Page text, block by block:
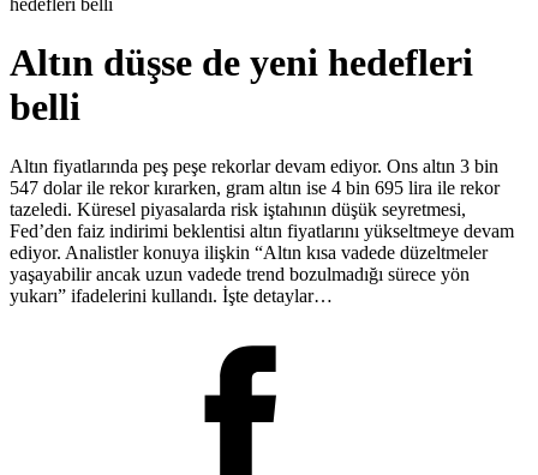
hedefleri belli
Altın düşse de yeni hedefleri
belli
Altın fiyatlarında peş peşe rekorlar devam ediyor. Ons altın 3 bin
547 dolar ile rekor kırarken, gram altın ise 4 bin 695 lira ile rekor
tazeledi. Küresel piyasalarda risk iştahının düşük seyretmesi,
Fed’den faiz indirimi beklentisi altın fiyatlarını yükseltmeye devam
ediyor. Analistler konuya ilişkin “Altın kısa vadede düzeltmeler
yaşayabilir ancak uzun vadede trend bozulmadığı sürece yön
yukarı” ifadelerini kullandı. İşte detaylar…